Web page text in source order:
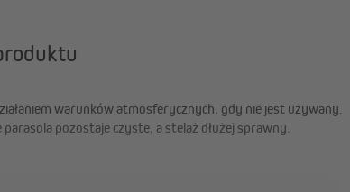
warunków atmosferycznych, gdy nie jest używany.
pozostaje czyste, a stelaż dłużej sprawny.